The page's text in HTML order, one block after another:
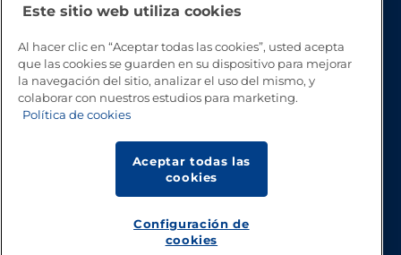
Preguntas frecuentes
Este sitio web utiliza cookies
Al hacer clic en “Aceptar todas las cookies”, usted acepta
que las cookies se guarden en su dispositivo para mejorar
la navegación del sitio, analizar el uso del mismo, y
colaborar con nuestros estudios para marketing.
Política de cookies
Aceptar todas las
cookies
Configuración de
cookies